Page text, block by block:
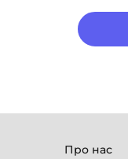
Про нас